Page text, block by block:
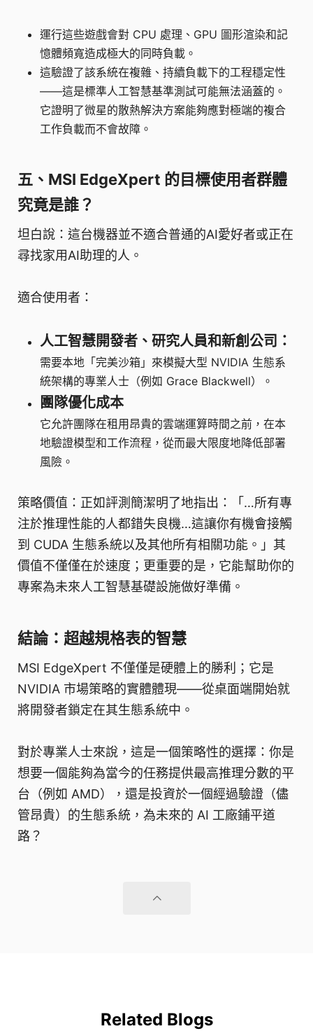
運行這些遊戲會對 CPU 處理、GPU 圖形渲染和記
憶體頻寬造成極大的同時負載。
這驗證了該系統在複雜、持續負載下的工程穩定性
——這是標準人工智慧基準測試可能無法涵蓋的。
它證明了微星的散熱解決方案能夠應對極端的複合
工作負載而不會故障。
五、MSI EdgeXpert 的目標使用者群體
究竟是誰？
坦白說：這台機器並不適合普通的AI愛好者或正在
尋找家用AI助理的人。
適合使用者：
人工智慧開發者、研究人員和新創公司：
需要本地「完美沙箱」來模擬大型 NVIDIA 生態系
統架構的專業人士（例如 Grace Blackwell）。
團隊優化成本
它允許團隊在租用昂貴的雲端運算時間之前，在本
地驗證模型和工作流程，從而最大限度地降低部署
風險。
策略價值：正如評測簡潔明了地指出：「…所有專
注於推理性能的人都錯失良機…這讓你有機會接觸
到 CUDA 生態系統以及其他所有相關功能。」其
價值不僅僅在於速度；更重要的是，它能幫助你的
專案為未來人工智慧基礎設施做好準備。
結論：超越規格表的智慧
MSI EdgeXpert 不僅僅是硬體上的勝利；它是
NVIDIA 市場策略的實體體現——從桌面端開始就
將開發者鎖定在其生態系統中。
對於專業人士來說，這是一個策略性的選擇：你是
想要一個能夠為當今的任務提供最高推理分數的平
台（例如 AMD），還是投資於一個經過驗證（儘
管昂貴）的生態系統，為未來的 AI 工廠鋪平道
路？
Related Blogs